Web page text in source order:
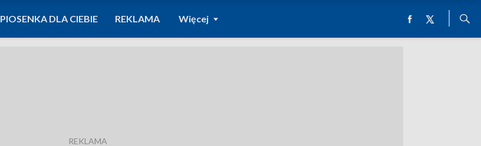
PIOSENKA DLA CIEBIE REKLAMA Więcej